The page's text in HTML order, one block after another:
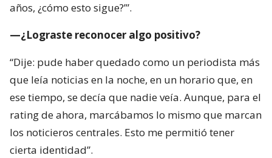
años, ¿cómo esto sigue?’”.
—¿Lograste reconocer algo positivo?
“Dije: pude haber quedado como un periodista más
que leía noticias en la noche, en un horario que, en
ese tiempo, se decía que nadie veía. Aunque, para el
rating de ahora, marcábamos lo mismo que marcan
los noticieros centrales. Esto me permitió tener
cierta identidad”.